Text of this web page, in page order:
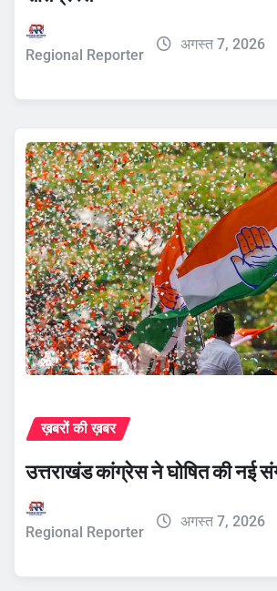
Regional Reporter
अगस्त 7, 2026
ख़बरों की ख़बर
उत्तराखंड कांग्रेस ने घोषित की नई
Regional Reporter
अगस्त 7, 2026